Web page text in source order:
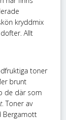
kryddmix
Allt
toner
brunt
de där som
. Toner av
Bergamott